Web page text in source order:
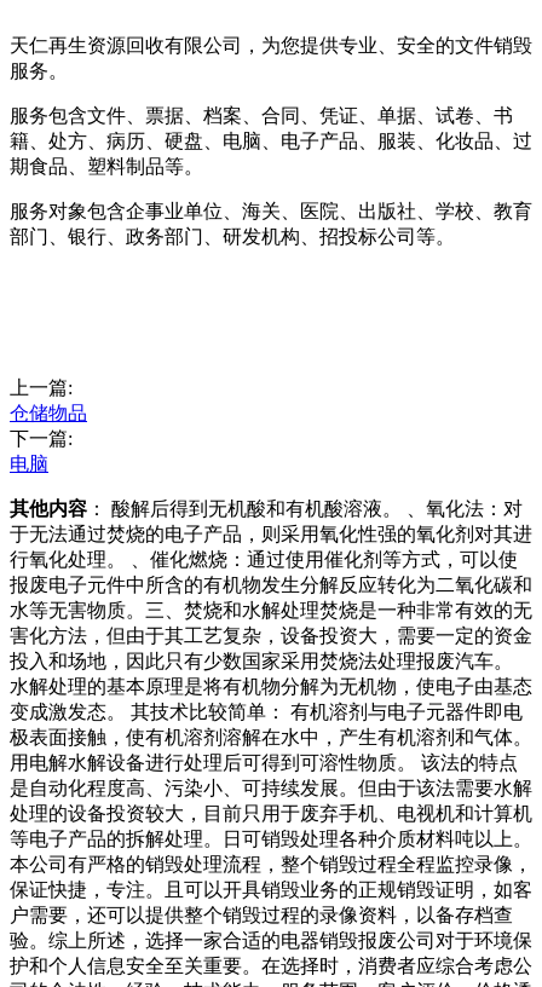
天仁再生资源回收有限公司，为您提供专业、安全的文件销毁
服务。
服务包含文件、票据、档案、合同、凭证、单据、试卷、书
籍、处方、病历、硬盘、电脑、电子产品、服装、化妆品、过
期食品、塑料制品等。
服务对象包含企事业单位、海关、医院、出版社、学校、教育
部门、银行、政务部门、研发机构、招投标公司等。
上一篇:
仓储物品
下一篇:
电脑
其他内容 ： 酸解后得到无机酸和有机酸溶液。 、氧化法：对
于无法通过焚烧的电子产品，则采用氧化性强的氧化剂对其进
行氧化处理。 、催化燃烧：通过使用催化剂等方式，可以使
报废电子元件中所含的有机物发生分解反应转化为二氧化碳和
水等无害物质。三、焚烧和水解处理焚烧是一种非常有效的无
害化方法，但由于其工艺复杂，设备投资大，需要一定的资金
投入和场地，因此只有少数国家采用焚烧法处理报废汽车。
水解处理的基本原理是将有机物分解为无机物，使电子由基态
变成激发态。 其技术比较简单： 有机溶剂与电子元器件即电
极表面接触，使有机溶剂溶解在水中，产生有机溶剂和气体。
用电解水解设备进行处理后可得到可溶性物质。 该法的特点
是自动化程度高、污染小、可持续发展。但由于该法需要水解
处理的设备投资较大，目前只用于废弃手机、电视机和计算机
等电子产品的拆解处理。日可销毁处理各种介质材料吨以上。
本公司有严格的销毁处理流程，整个销毁过程全程监控录像，
保证快捷，专注。且可以开具销毁业务的正规销毁证明，如客
户需要，还可以提供整个销毁过程的录像资料，以备存档查
验。综上所述，选择一家合适的电器销毁报废公司对于环境保
护和个人信息安全至关重要。在选择时，消费者应综合考虑公